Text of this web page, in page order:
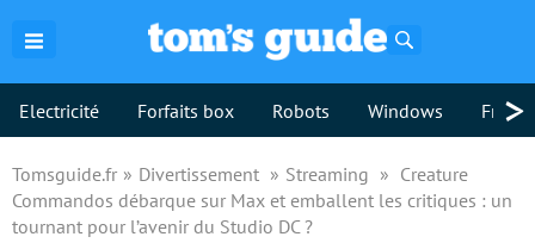
Electricité Forfaits box Robots Windows >
Tomsguide.fr Divertissement Streaming
Creature
Commandos débarque sur Max et emballent les critiques : un
tournant pour l’avenir du Studio DC ?